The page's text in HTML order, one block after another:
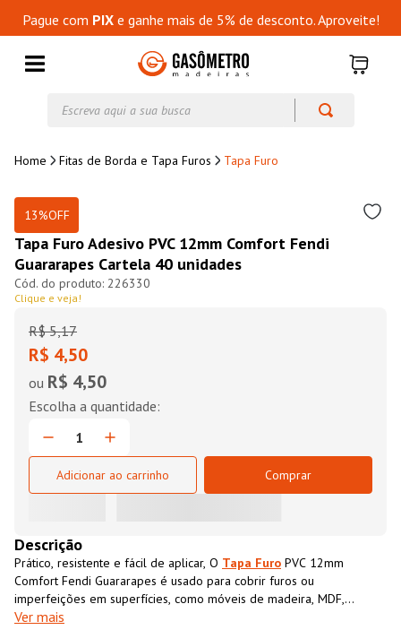
Pague com PIXe ganhe mais de 5% de desconto. Aproveite!
Fitas de Borda e Tapa Furos Tapa Furo
13%OFF
Tapa Furo Adesivo PVC 12mm Comfort Fendi
Guararapes Cartela 40 unidades
226330
Clique e veja!
R$ 5,17
R$ 4,50
ou R$ 4,50
Adicionar ao carrinho Comprar
Descrição
Prático, resistente e fácil de aplicar, O Tapa Furo PVC 12mm
Comfort Fendi Guararapes é usado para cobrir furos ou
imperfeições em superfícies, como móveis de madeira, MDF,
compensados, entre outros. Projetado para ser aplicado diretamente
Ver mais